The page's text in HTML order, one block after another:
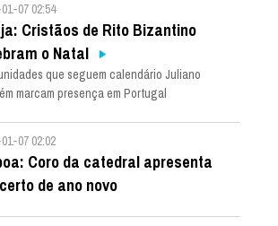
07 02:54
Cristãos de Rito Bizantino
o Natal
que seguem calendário Juliano
marcam presença em Portugal
07 02:02
Coro da catedral apresenta
de ano novo